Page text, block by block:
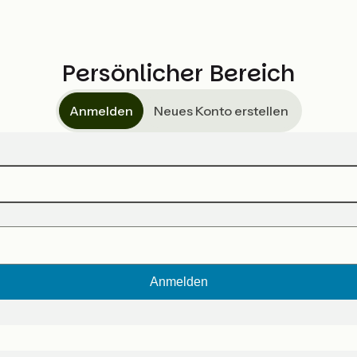
Persönlicher Bereich
Anmelden Neues Konto erstellen